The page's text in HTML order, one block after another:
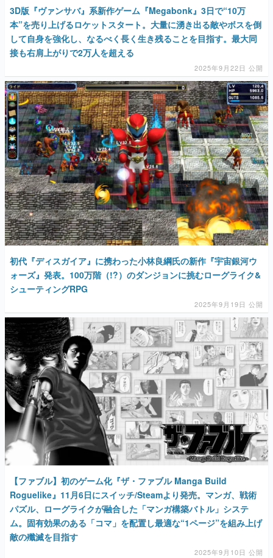
3D版『ヴァンサバ』系新作ゲーム『Megabonk』3日で“10万
本”を売り上げるロケットスタート。大量に湧き出る敵やボスを倒
して自身を強化し、なるべく長く生き残ることを目指す。最大同
接も右肩上がりで2万人を超える
2025年9月22日 公開
初代『ディスガイア』に携わった小林良綱氏の新作『宇宙銀河ウ
ォーズ』発表。100万階（!?）のダンジョンに挑むローグライク&
シューティングRPG
2025年9月19日 公開
【ファブル】初のゲーム化『ザ・ファブル Manga Build
Roguelike』11月6日にスイッチ/Steamより発売。マンガ、戦術
パズル、ローグライクが融合した「マンガ構築バトル」システ
ム。固有効果のある「コマ」を配置し最適な“1ページ”を組み上げ
敵の殲滅を目指す
2025年9月10日 公開